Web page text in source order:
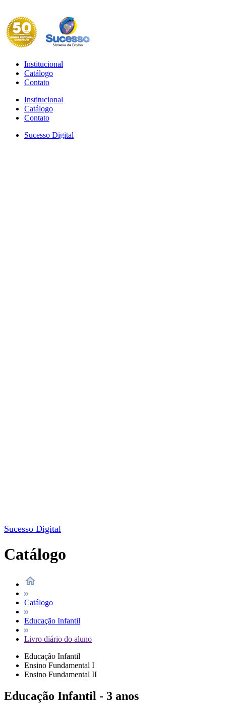
Institucional
Catálogo
Contato
Institucional
Catálogo
Contato
Sucesso Digital
Sucesso Digital
Catálogo
Catálogo
Educação Infantil
Livro diário do aluno
Educação Infantil
Ensino Fundamental I
Ensino Fundamental II
Educação Infantil - 3 anos